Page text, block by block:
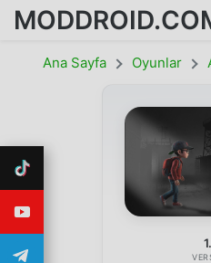
Ana Sayfa Oyunlar